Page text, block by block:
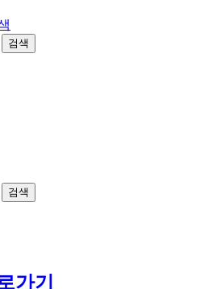
검색
검색
가기